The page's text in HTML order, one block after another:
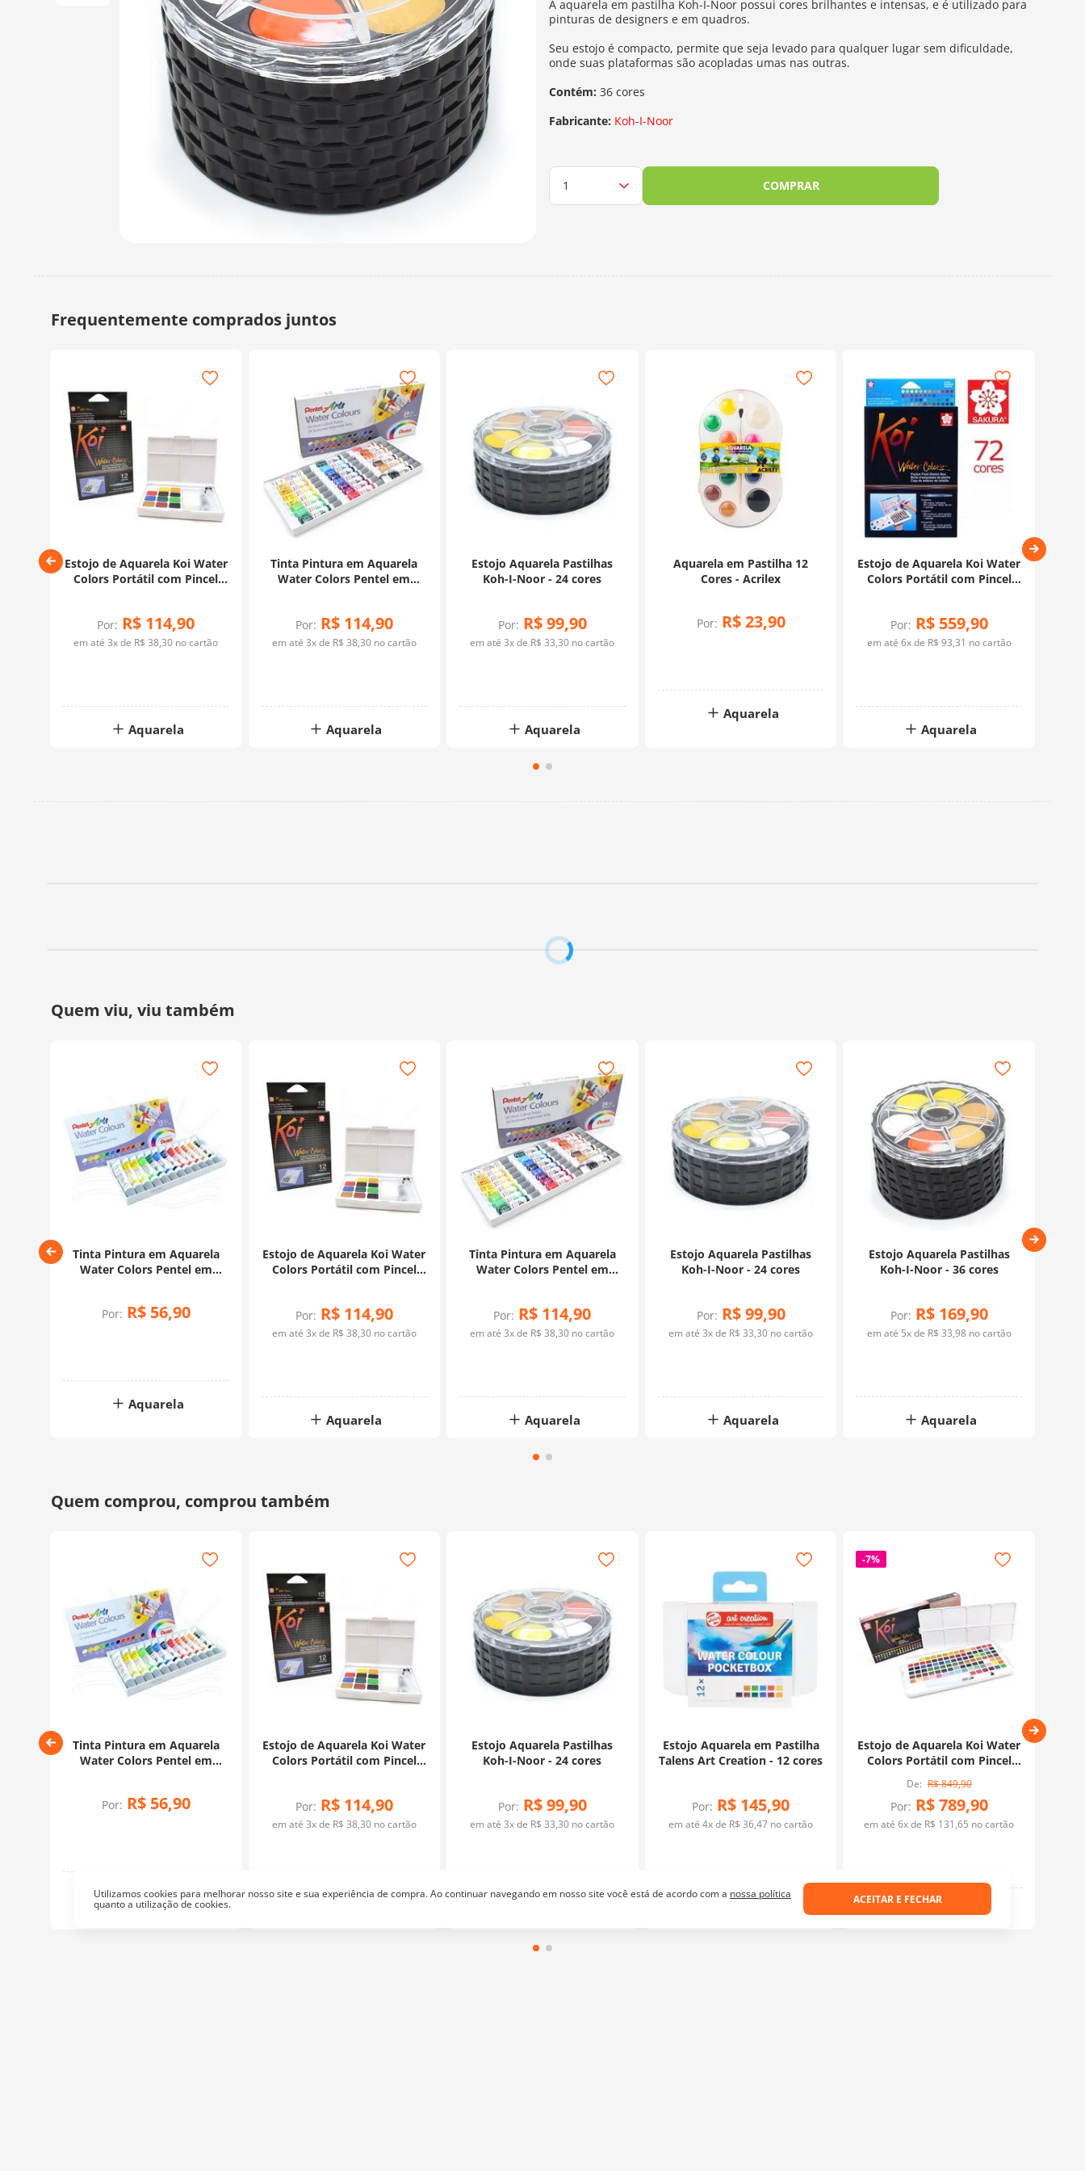
Utilizamos cookies para melhorar nosso site e sua experiência de compra. Ao continuar navegando em nosso site você está de acordo com a nossa política
quanto a utilização de cookies. ACEITAR E FECHAR
A aquarela em pastilha Koh-I-Noor possui cores brilhantes e intensas, e é utilizado para
pinturas de designers e em quadros.
Seu estojo é compacto, permite que seja levado para qualquer lugar sem dificuldade,
onde suas plataformas são acopladas umas nas outras.
Contém: 36 cores
Fabricante: Koh-I-Noor
COMPRAR
Estojo de Aquarela Koi Water
Colors Portátil com Pincel
Por: R$ 114,90
em até3x de R$ 38,30 no cartão
Aquarela
Tinta Pintura em Aquarela
Water Colors Pentel em
Por: R$ 114,90
em até 3x de R$ 38,30no cartão
Aquarela
Estojo Aquarela Pastilhas
Koh-I-Noor - 24 cores
Por: R$99,90
em até3x de R$ 33,30 no cartão
Aquarela
Aquarela em Pastilha 12
Cores - Acrilex
Por: R$ 23,90
Aquarela
Estojo de Aquarela Koi Water
Colors Portátil com Pincel
Por: R$ 559,90
em até 6x de R$ 93,31 no cartão
Aquarela
Tinta Pintura em Aquarela
Water Colors Pentel em
Por: R$ 56,90
Aquarela
Estojo de Aquarela Koi Water
Colors Portátil com Pincel
Por: R$ 114,90
em até 3x de R$ 38,30no cartão
Aquarela
Tinta Pintura em Aquarela
Water Colors Pentel em
Por: R$ 114,90
em até3x de R$ 38,30 no cartão
Aquarela
Estojo Aquarela Pastilhas
Koh-I-Noor - 24 cores
Por: R$ 99,90
em até3x de R$ 33,30 no cartão
Aquarela
Estojo Aquarela Pastilhas
Koh-I-Noor - 36 cores
Por: R$ 169,90
em até 5x de R$ 33,98no cartão
Aquarela
Tinta Pintura em Aquarela
Water Colors Pentel em
Por: R$ 56,90
Aquarela
Estojo de Aquarela Koi Water
Colors Portátil com Pincel
Por: R$ 114,90
em até 3x de R$ 38,30no cartão
Estojo Aquarela Pastilhas
Koh-I-Noor - 24 cores
Por: R$99,90
em até3x de R$ 33,30 no cartão
Estojo Aquarela em Pastilha
Talens Art Creation - 12 cores
Por: R$ 145,90
em até4x de R$ 36,47 no cartão
-7%
Estojo de Aquarela Koi Water
Colors Portátil com Pincel
R$849,90
Por: R$789,90
em até6x de R$ 131,65 no cartão